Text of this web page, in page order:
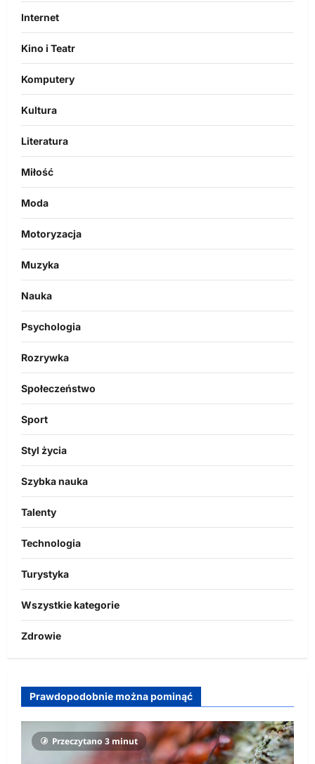
Internet
Kino i Teatr
Komputery
Kultura
Literatura
Miłość
Moda
Motoryzacja
Muzyka
Nauka
Psychologia
Rozrywka
Społeczeństwo
Sport
Styl życia
Szybka nauka
Talenty
Technologia
Turystyka
Wszystkie kategorie
Zdrowie
Prawdopodobnie można pominąć
Przeczytano 3 minut